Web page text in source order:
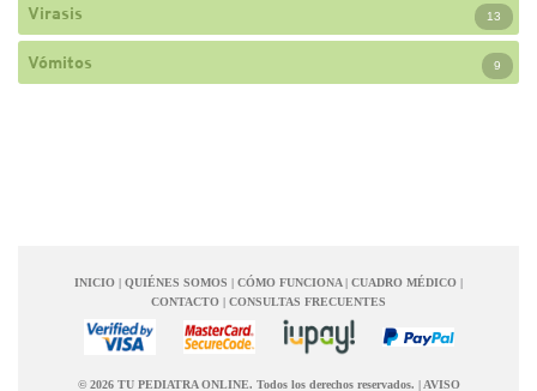
Virasis 13
Vómitos 9
INICIO | QUIÉNES SOMOS | CÓMO FUNCIONA | CUADRO MÉDICO |
CONTACTO | CONSULTAS FRECUENTES
© 2026 TU PEDIATRA ONLINE. Todos los derechos reservados. | AVISO